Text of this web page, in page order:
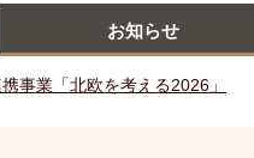
お知らせ
事業「北欧を考える2026」